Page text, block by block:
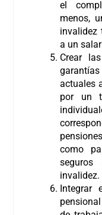
el
menos,
invalidez
a un
Crear
actuales
por un
como
invalidez.